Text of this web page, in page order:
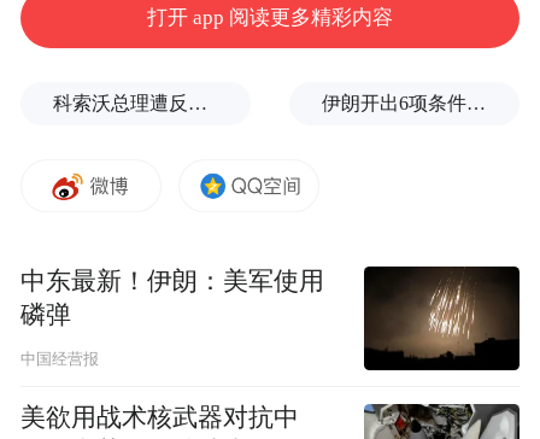
2025年10月16至20日，第二十届厦门国际佛
艺交织，但有一种力量，始终沉静如初。在
凤凰网佛教文化&十愿（B8T001）的展位，
种由笔墨、微笑和专注凝聚成的温暖场域。
而这场域的中心，正是我们的老朋友——明
兰法师。他的身影，是展馆里一道独特的风
景。从清晨开馆迎进第一缕光，到傍晚闭馆
打开 app 阅读更多精彩内容
科索沃总理遭反对派议员扔鸡蛋，直播被紧急切断 伊朗开出6项条件，美国该如何应对？
中东最新！伊朗：美军使用
磷弹
中国经营报
美欲用战术核武器对抗中